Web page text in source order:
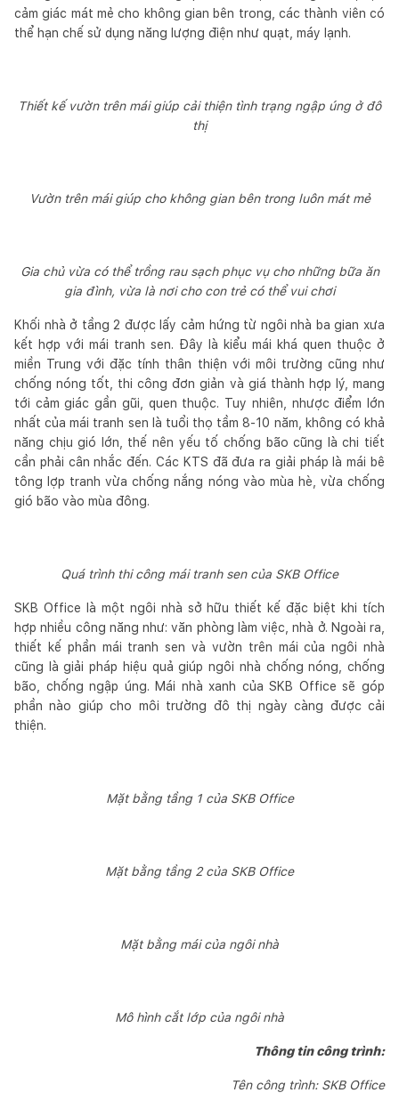
cảm giác mát mẻ cho không gian bên trong, các thành viên có
thể hạn chế sử dụng năng lượng điện như quạt, máy lạnh.
Thiết kế vườn trên mái giúp cải thiện tình trạng ngập úng ở đô
thị
Vườn trên mái giúp cho không gian bên trong luôn mát mẻ
Gia chủ vừa có thể trồng rau sạch phục vụ cho những bữa ăn
gia đình, vừa là nơi cho con trẻ có thể vui chơi
Khối nhà ở tầng 2 được lấy cảm hứng từ ngôi nhà ba gian xưa
kết hợp với mái tranh sen. Đây là kiểu mái khá quen thuộc ở
miền Trung với đặc tính thân thiện với môi trường cũng như
chống nóng tốt, thi công đơn giản và giá thành hợp lý, mang
tới cảm giác gần gũi, quen thuộc. Tuy nhiên, nhược điểm lớn
nhất của mái tranh sen là tuổi thọ tầm 8-10 năm, không có khả
năng chịu gió lớn, thế nên yếu tố chống bão cũng là chi tiết
cần phải cân nhắc đến. Các KTS đã đưa ra giải pháp là mái bê
tông lợp tranh vừa chống nắng nóng vào mùa hè, vừa chống
gió bão vào mùa đông.
Quá trình thi công mái tranh sen của SKB Office
SKB Office là một ngôi nhà sở hữu thiết kế đặc biệt khi tích
hợp nhiều công năng như: văn phòng làm việc, nhà ở. Ngoài ra,
thiết kế phần mái tranh sen và vườn trên mái của ngôi nhà
cũng là giải pháp hiệu quả giúp ngôi nhà chống nóng, chống
bão, chống ngập úng. Mái nhà xanh của SKB Office sẽ góp
phần nào giúp cho môi trường đô thị ngày càng được cải
thiện.
Mặt bằng tầng 1 của SKB Office
Mặt bằng tầng 2 của SKB Office
Mặt bằng mái của ngôi nhà
Mô hình cắt lớp của ngôi nhà
Thông tin công trình:
Tên công trình: SKB Office